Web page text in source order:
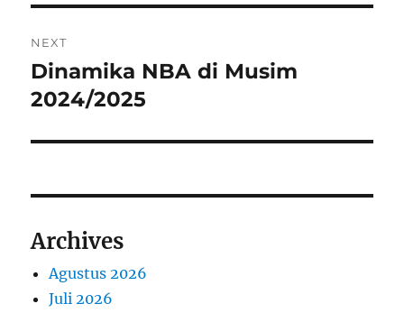
NEXT
Next
post:
Dinamika NBA di Musim
2024/2025
Archives
Agustus 2026
Juli 2026